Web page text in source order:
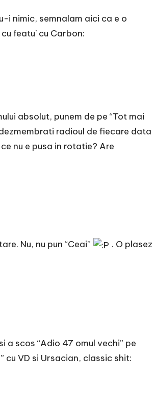
i nimic, semnalam aici ca e o
featu` cu Carbon:
absolut, punem de pe “Tot mai
radioul de fiecare data
nu e pusa in rotatie? Are
Nu, nu pun “Ceai”
. O plasez
a scos “Adio 47 omul vechi” pe
cu VD si Ursacian, classic shit: